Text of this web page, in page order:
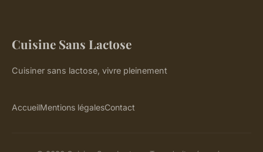
Cuisine Sans Lactose
Cuisiner sans lactose, vivre pleinement
AccueilMentions légalesContact